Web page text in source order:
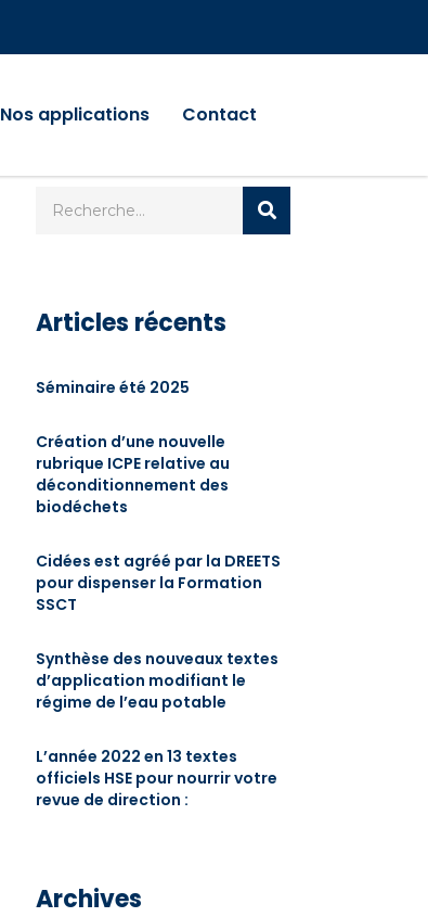
Nos applications Contact
Articles récents
Séminaire été 2025
Création d’une nouvelle
rubrique ICPE relative au
déconditionnement des
biodéchets
Cidées est agréé par la DREETS
pour dispenser la Formation
SSCT
Synthèse des nouveaux textes
d’application modifiant le
régime de l’eau potable
L’année 2022 en 13 textes
officiels HSE pour nourrir votre
revue de direction :
Archives